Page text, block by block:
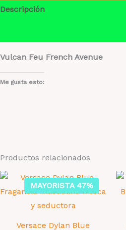
Descripción
Vulcan Feu French Avenue
Me gusta esto:
Productos relacionados
MAYORISTA 47%
Versace Dylan Blue